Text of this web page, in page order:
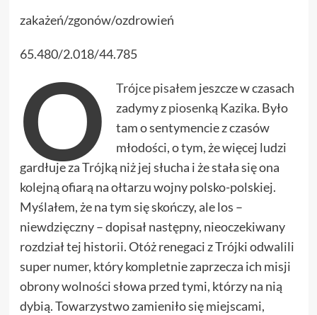
zakażeń/zgonów/ozdrowień
65.480/2.018/44.785
O Trójce pisałem jeszcze w czasach
zadymy zpiosenką Kazika. Było
tam o sentymencie z czasów
młodości, o tym, że więcej ludzi
gardłuje za Trójką niż jej słucha i że stała się ona
kolejną ofiarą na ołtarzu wojny polsko-polskiej.
Myślałem, że na tym się skończy, ale los –
niewdzięczny – dopisał następny, nieoczekiwany
rozdział tej historii. Otóż renegaci z Trójki odwalili
super numer, który kompletnie zaprzecza ich misji
obrony wolności słowa przed tymi, którzy na nią
dybią. Towarzystwo zamieniło się miejscami,